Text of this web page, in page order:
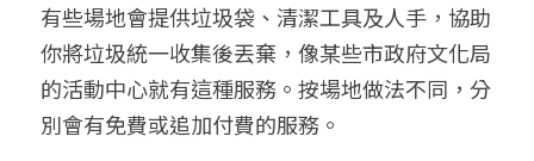
有些場地會提供垃圾袋、清潔工具及人手，協助
你將垃圾統一收集後丟棄，像某些市政府文化局
的活動中心就有這種服務。按場地做法不同，分
別會有免費或追加付費的服務。